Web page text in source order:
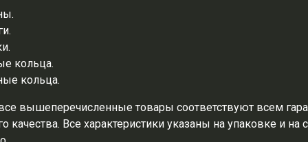
кольца.
кольца.
вышеперечисленные товары соответствуют всем
качества. Все характеристики указаны на упаковке и на